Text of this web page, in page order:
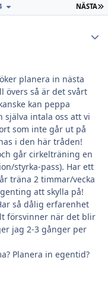
NÄSTA
planera in nästa
övers så är det svårt
kan peppa
själva intala oss att vi
som inte går ut på
i den här tråden!
går cirkelträning en
styrka-pass). Har ett
träna 2 timmar/vecka
att skylla på!
så dålig erfarenhet
försvinner när det blir
jag 2-3 gånger per
Planera in egentid?